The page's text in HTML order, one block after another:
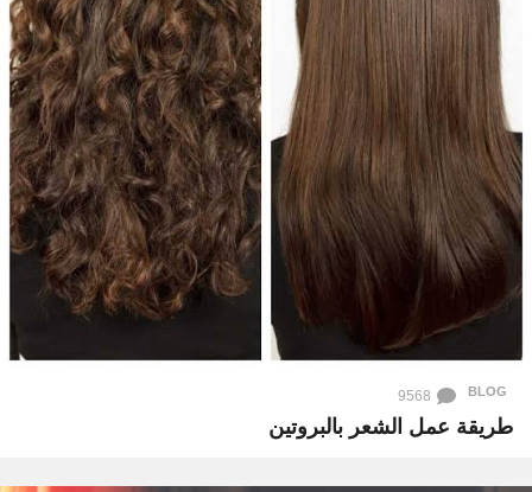
BLOG
9568
طريقة عمل الشعر بالبروتين